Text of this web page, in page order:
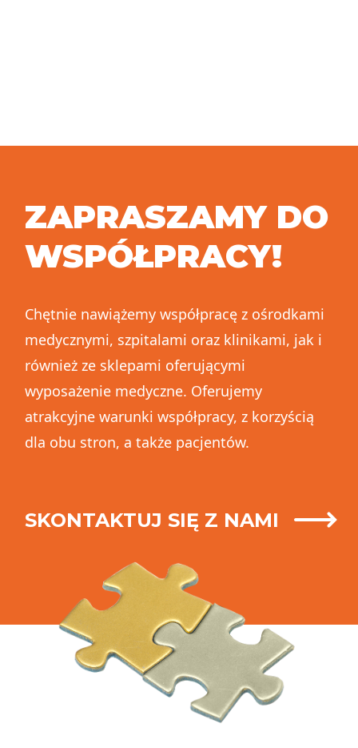
ZAPRASZAMY DO
WSPÓŁPRACY!
Chętnie nawiążemy współpracę z ośrodkami
medycznymi, szpitalami oraz klinikami, jak i
również ze sklepami oferującymi
wyposażenie medyczne. Oferujemy
atrakcyjne warunki współpracy, z korzyścią
dla obu stron, a także pacjentów.
SKONTAKTUJ SIĘ Z NAMI